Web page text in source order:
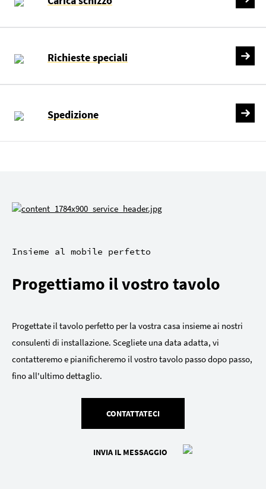
Richieste speciali
Spedizione
Insieme al mobile perfetto
Progettiamo il vostro tavolo
Progettate il tavolo perfetto per la vostra casa insieme ai nostri
consulenti di installazione. Scegliete una data adatta, vi
contatteremo e pianificheremo il vostro tavolo passo dopo passo,
fino all'ultimo dettaglio.
CONTATTATECI
INVIA IL MESSAGGIO